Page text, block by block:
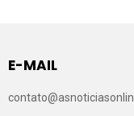
E-MAIL